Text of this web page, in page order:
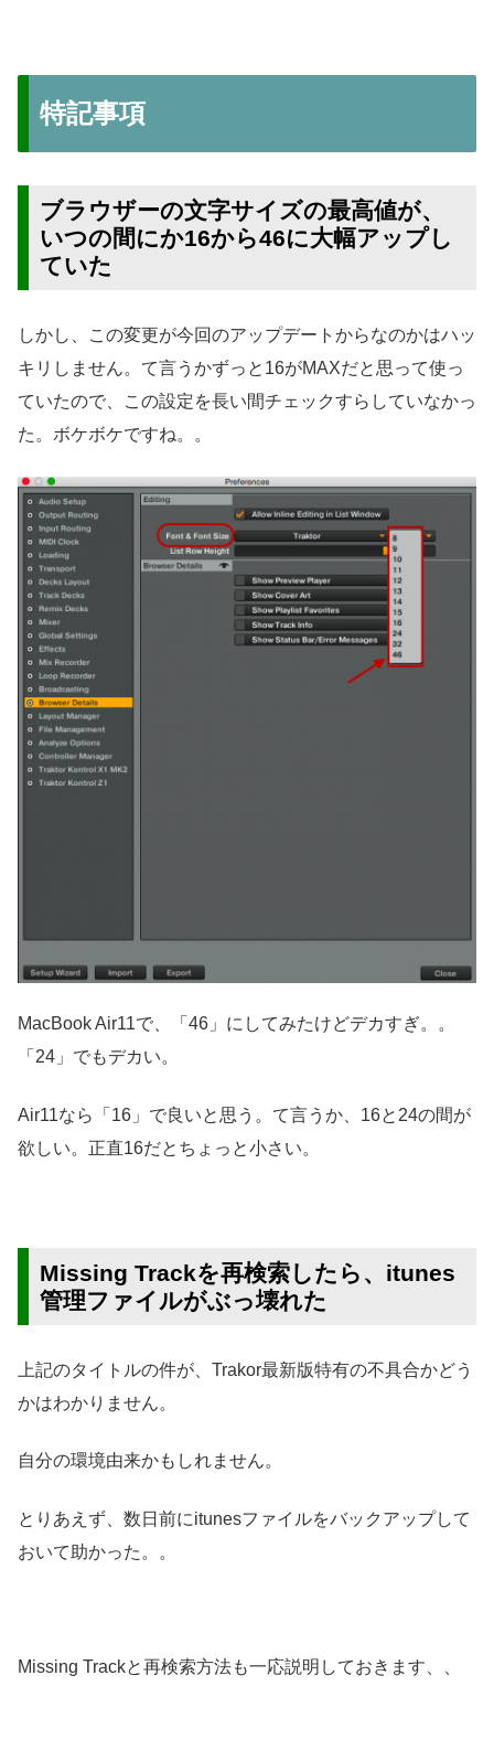
特記事項
ブラウザーの文字サイズの最高値が、
いつの間にか16から46に大幅アップし
ていた
しかし、この変更が今回のアップデートからなのかはハッ
キリしません。て言うかずっと16がMAXだと思って使っ
ていたので、この設定を長い間チェックすらしていなかっ
た。ボケボケですね。。
MacBook Air11で、「46」にしてみたけどデカすぎ。。
「24」でもデカい。
Air11なら「16」で良いと思う。て言うか、16と24の間が
欲しい。正直16だとちょっと小さい。
Missing Trackを再検索したら、itunes
管理ファイルがぶっ壊れた
上記のタイトルの件が、Trakor最新版特有の不具合かどう
かはわかりません。
自分の環境由来かもしれません。
とりあえず、数日前にitunesファイルをバックアップして
おいて助かった。。
Missing Trackと再検索方法も一応説明しておきます、、